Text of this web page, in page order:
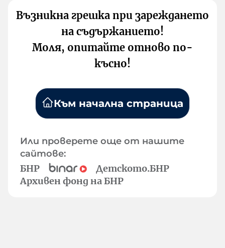
Възникна грешка при зареждането
на съдържанието!
Моля, опитайте отново по-
късно!
Към начална страница
Или проверете още от нашите
сайтове:
БНР
Детското.БНР
Архивен фонд на БНР